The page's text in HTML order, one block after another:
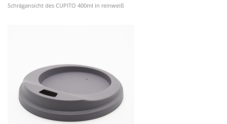
Schrägansicht des CUPITO 400ml in reinweiß